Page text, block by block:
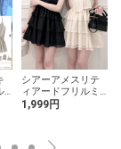
シアーアメスリテ
ィアードフリルミ
ニワンピース
1,999円